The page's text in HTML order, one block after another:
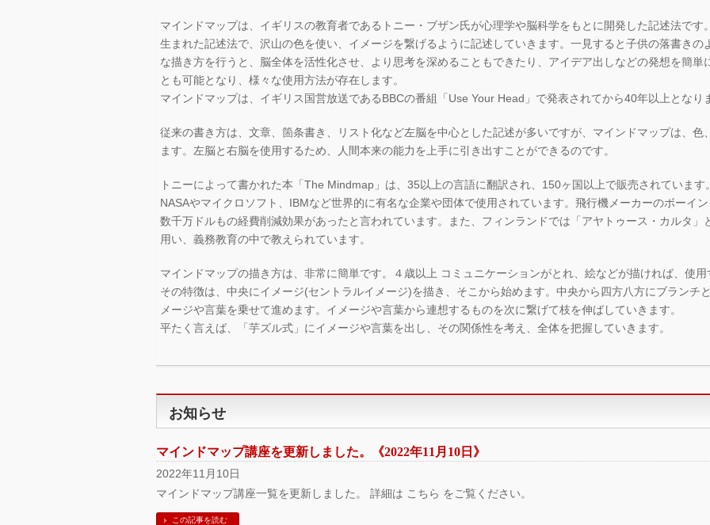
マインドマップは、イギリスの教育者であるトニー・ブザン氏が心理学や脳科学をもとに開発した記述法で
生まれた記述法で、沢山の色を使い、イメージを繋げるように記述していきます。一見すると子供の落書き
な描き方を行うと、脳全体を活性化させ、より思考を深めることもできたり、アイデア出しなどの発想を簡
とも可能となり、様々な使用方法が存在します。
マインドマップは、イギリス国営放送であるBBCの番組「Use Your Head」で発表されてから40年以上となり
従来の書き方は、文章、箇条書き、リスト化など左脳を中心とした記述が多いですが、マインドマップは、
ます。左脳と右脳を使用するため、人間本来の能力を上手に引き出すことができるのです。
トニーによって書かれた本「The Mindmap」は、35以上の言語に翻訳され、150ヶ国以上で販売されていま
NASAやマイクロソフト、IBMなど世界的に有名な企業や団体で使用されています。飛行機メーカーのボーイ
数千万ドルもの経費削減効果があったと言われています。また、フィンランドでは「アヤトゥース・カルタ
用い、義務教育の中で教えられています。
マインドマップの描き方は、非常に簡単です。４歳以上 コミュニケーションがとれ、絵などが描ければ、使
その特徴は、中央にイメージ(セントラルイメージ)を描き、そこから始めます。中央から四方八方にブランチ
メージや言葉を乗せて進めます。イメージや言葉から連想するものを次に繋げて枝を伸ばしていきます。
平たく言えば、「芋ズル式」にイメージや言葉を出し、その関係性を考え、全体を把握していきます。
お知らせ
マインドマップ講座を更新しました。《2022年11月10日》
2022年11月10日
マインドマップ講座一覧を更新しました。 詳細は こちら をご覧ください。
この記事を読む